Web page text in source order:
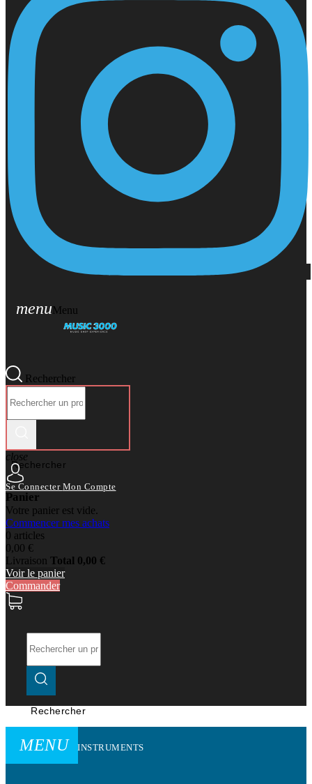
menuMenu
Rechercher
Rechercher
close
Se Connecter Mon Compte
Panier
Votre panier est vide.
Commencer mes achats
0 articles
0,00 €
Livraison Total 0,00 €
Voir le panier
Commander
Rechercher
MENU INSTRUMENTS